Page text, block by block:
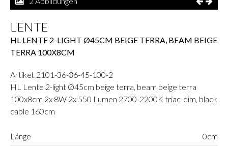
LENTE
HL LENTE 2-LIGHT Ø45CM BEIGE TERRA, BEAM BEIGE
TERRA 100X8CM
Artikel. 2101-36-36-45-100-2
HL Lente 2-light Ø45cm beige terra, beam beige terra
100x8cm 2x 8W 2x 550 Lumen 2700-2200K triac-dim, black
cable 160cm
Länge
0cm